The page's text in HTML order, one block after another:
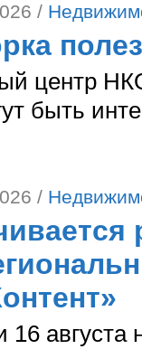
/
центр
быть
/
16